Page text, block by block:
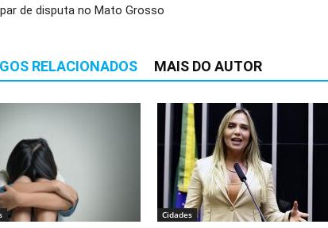
de disputa no Mato Grosso
RELACIONADOS MAIS DO AUTOR
Cidades